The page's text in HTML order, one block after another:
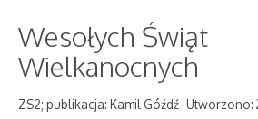
Wesołych Świąt
Wielkanocnych
ZS2; publikacja: Kamil Góźdź Utworzono: